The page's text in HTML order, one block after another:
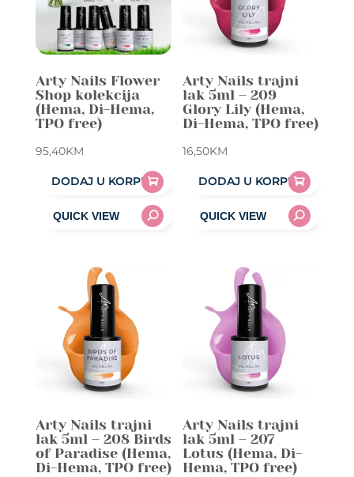
Arty Nails Flower
Shop kolekcija
(Hema, Di-Hema,
TPO free)
95,40KM
DODAJ U KORPU
Arty Nails trajni
lak 5ml – 209
Glory Lily (Hema,
Di-Hema, TPO free)
16,50KM
DODAJ U KORPU
Arty Nails trajni
lak 5ml – 208 Birds
of Paradise (Hema,
Di-Hema, TPO free)
Arty Nails trajni
lak 5ml – 207
Lotus (Hema, Di-
Hema, TPO free)